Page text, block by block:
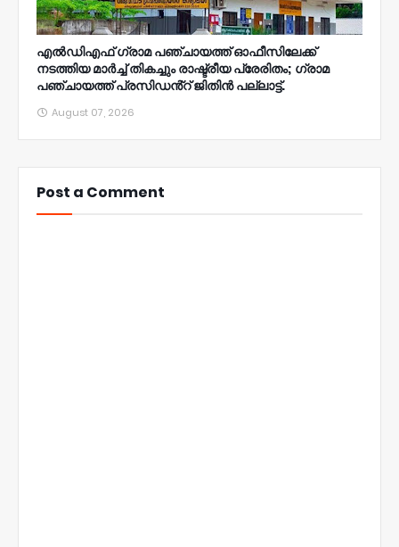
എൽഡിഎഫ് ഗ്രാമ പഞ്ചായത്ത് ഓഫീസിലേക്ക്
നടത്തിയ മാർച്ച് തികച്ചും രാഷ്ട്രീയ പ്രേരിതം; ഗ്രാമ
പഞ്ചായത്ത് പ്രസിഡൻ്റ് ജിതിൻ പല്ലാട്ട്.
August 07, 2026
Post a Comment